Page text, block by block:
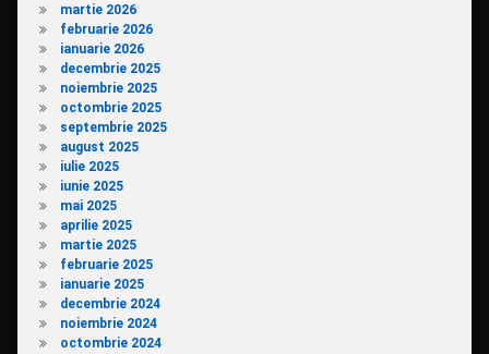
martie 2026
februarie 2026
ianuarie 2026
decembrie 2025
noiembrie 2025
octombrie 2025
septembrie 2025
august 2025
iulie 2025
iunie 2025
mai 2025
aprilie 2025
martie 2025
februarie 2025
ianuarie 2025
decembrie 2024
noiembrie 2024
octombrie 2024